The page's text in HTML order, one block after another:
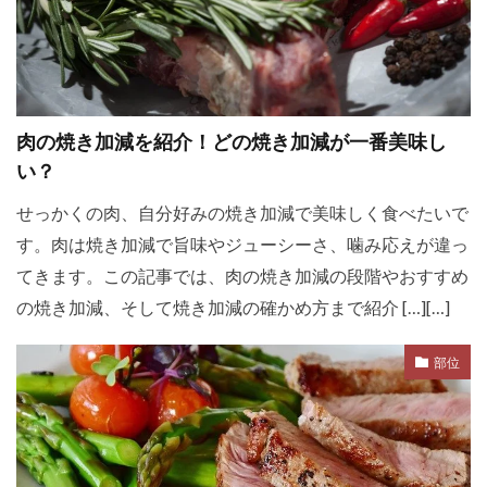
肉の焼き加減を紹介！どの焼き加減が一番美味し
い？
せっかくの肉、自分好みの焼き加減で美味しく食べたいで
す。肉は焼き加減で旨味やジューシーさ、噛み応えが違っ
てきます。この記事では、肉の焼き加減の段階やおすすめ
の焼き加減、そして焼き加減の確かめ方まで紹介 […][…]
部位